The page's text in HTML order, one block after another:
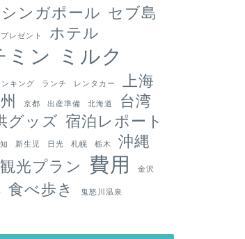
シンガポール セブ島
プレゼント ホテル
ミン ミルク
ンキング ランチ レンタカー 上海
京都 出産準備 北海道 台湾
グッズ 宿泊レポート
新生児 日光 札幌 栃木 沖縄
観光プラン 費用 金沢
食べ歩き 鬼怒川温泉